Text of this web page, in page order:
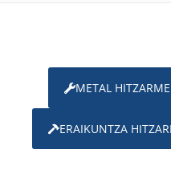
METAL
ERAIKUNTZA